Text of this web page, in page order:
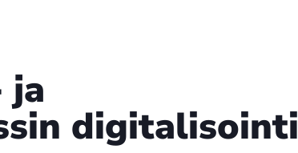
ja
digitalisointi